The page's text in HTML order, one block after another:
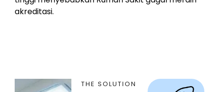
akreditasi.
THE SOLUTION